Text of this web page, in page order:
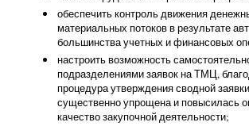
обеспечить контроль движения
материальных потоков в результате
большинства учетных и финансовых
настроить возможность
подразделениями заявок на ТМЦ,
процедура утверждения сводной
существенно упрощена и повысилась
качество закупочной деятельности;